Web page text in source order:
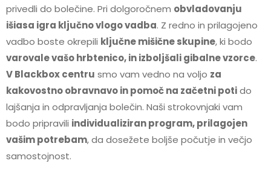
privedli do bolečine. Pri dolgoročnem obvladovanju
išiasa igra ključno vlogo vadba. Z redno in prilagojeno
vadbo boste okrepili ključne mišične skupine, ki bodo
varovale vašo hrbtenico, in izboljšali gibalne vzorce.
V Blackbox centru smo vam vedno na voljo za
kakovostno obravnavo in pomoč na začetni potido
lajšanja in odpravljanja bolečin. Naši strokovnjaki vam
bodo pripravili individualiziran program, prilagojen
vašim potrebam, da dosežete boljše počutje in večjo
samostojnost.